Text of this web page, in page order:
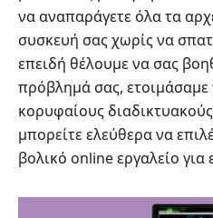
να αναπαράγετε όλα τα
συσκευή σας χωρίς να
επειδή θέλουμε να σας
πρόβλημά σας, ετοιμάσαμε
κορυφαίους
μπορείτε ελεύθερα να
βολικό online εργαλείο για